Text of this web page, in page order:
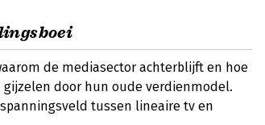
de mediasector achterblijft en hoe
door hun oude verdienmodel.
tussen lineaire tv en